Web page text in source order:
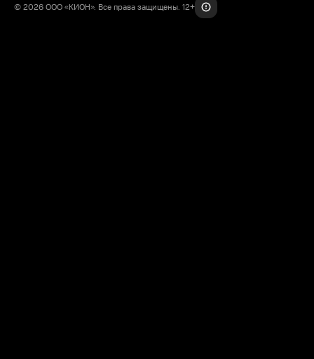
© 2026 ООО «КИОН». Все права защищены. 12+